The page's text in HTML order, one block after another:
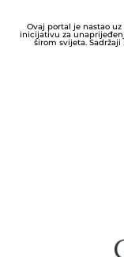
Ovaj portal je nastao
inicijativu za
širom svijeta.